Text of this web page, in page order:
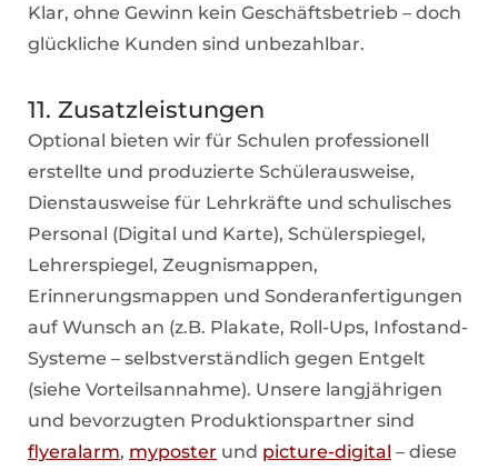
Klar, ohne Gewinn kein Geschäftsbetrieb – doch
glückliche Kunden sind unbezahlbar.
11. Zusatzleistungen
Optional bieten wir für Schulen professionell
erstellte und produzierte Schülerausweise,
Dienstausweise für Lehrkräfte und schulisches
Personal (Digital und Karte), Schülerspiegel,
Lehrerspiegel, Zeugnismappen,
Erinnerungsmappen und Sonderanfertigungen
auf Wunsch an (z.B. Plakate, Roll-Ups, Infostand-
Systeme – selbstverständlich gegen Entgelt
(siehe Vorteilsannahme). Unsere langjährigen
und bevorzugten Produktionspartner sind
flyeralarm, myposter und picture-digital – diese